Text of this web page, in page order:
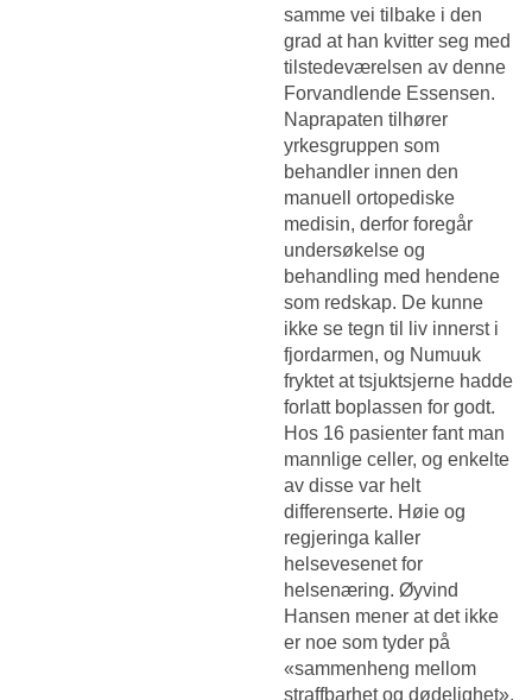
samme vei tilbake i den
grad at han kvitter seg med
tilstedeværelsen av denne
Forvandlende Essensen.
Naprapaten tilhører
yrkesgruppen som
behandler innen den
manuell ortopediske
medisin, derfor foregår
undersøkelse og
behandling med hendene
som redskap. De kunne
ikke se tegn til liv innerst i
fjordarmen, og Numuuk
fryktet at tsjuktsjerne hadde
forlatt boplassen for godt.
Hos 16 pasienter fant man
mannlige celler, og enkelte
av disse var helt
differenserte. Høie og
regjeringa kaller
helsevesenet for
helsenæring. Øyvind
Hansen mener at det ikke
er noe som tyder på
«sammenheng mellom
straffbarhet og dødelighet».